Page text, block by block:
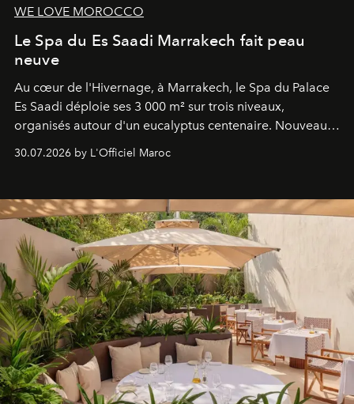
WE LOVE MOROCCO
Le Spa du Es Saadi Marrakech fait peau
neuve
Au cœur de l'Hivernage, à Marrakech, le Spa du Palace
Es Saadi déploie ses 3 000 m² sur trois niveaux,
organisés autour d'un eucalyptus centenaire. Nouveau
Lobby Bien-Être et Beauté, exclusivité mondiale en
neuro-cosmétique, parcours thermal et studio dédié au
entièreté, entre science des émotions et rituels
reposants.
30.07.2026 by L'Officiel Maroc